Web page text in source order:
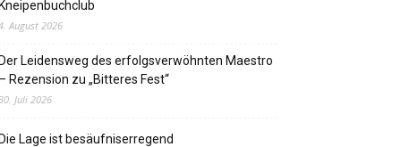
Kneipenbuchclub
August 2026
Der Leidensweg des erfolgsverwöhnten Maestro
– Rezension zu „Bitteres Fest“
Juli 2026
Die Lage ist besäufniserregend